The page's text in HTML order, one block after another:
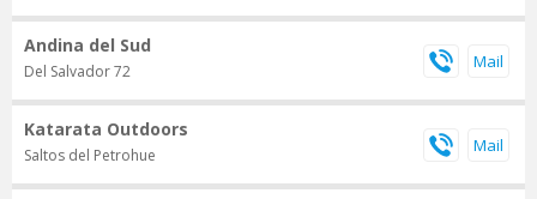
Andina del Sud
Del Salvador 72
Katarata Outdoors
Saltos del Petrohue